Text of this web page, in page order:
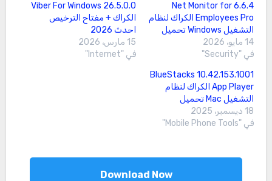
6.6.4 Net Monitor for
Employees Pro الكراك لنظام
التشغيل Windows تحميل
14 مايو، 2026
في "Security"
26.5.0.0 Viber For Windows
الكراك + مفتاح الترخيص
احدث 2026
15 مارس، 2026
في "Internet"
10.42.153.1001 BlueStacks
App Player الكراك لنظام
التشغيل Mac تحميل
18 ديسمبر، 2025
في "Mobile Phone Tools"
Download Now